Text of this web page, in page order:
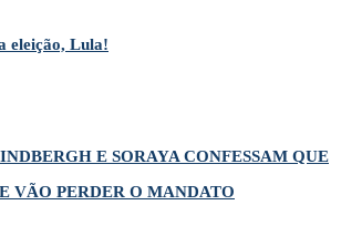
eleição, Lula!
E SORAYA CONFESSAM QUE
VÃO PERDER O MANDATO